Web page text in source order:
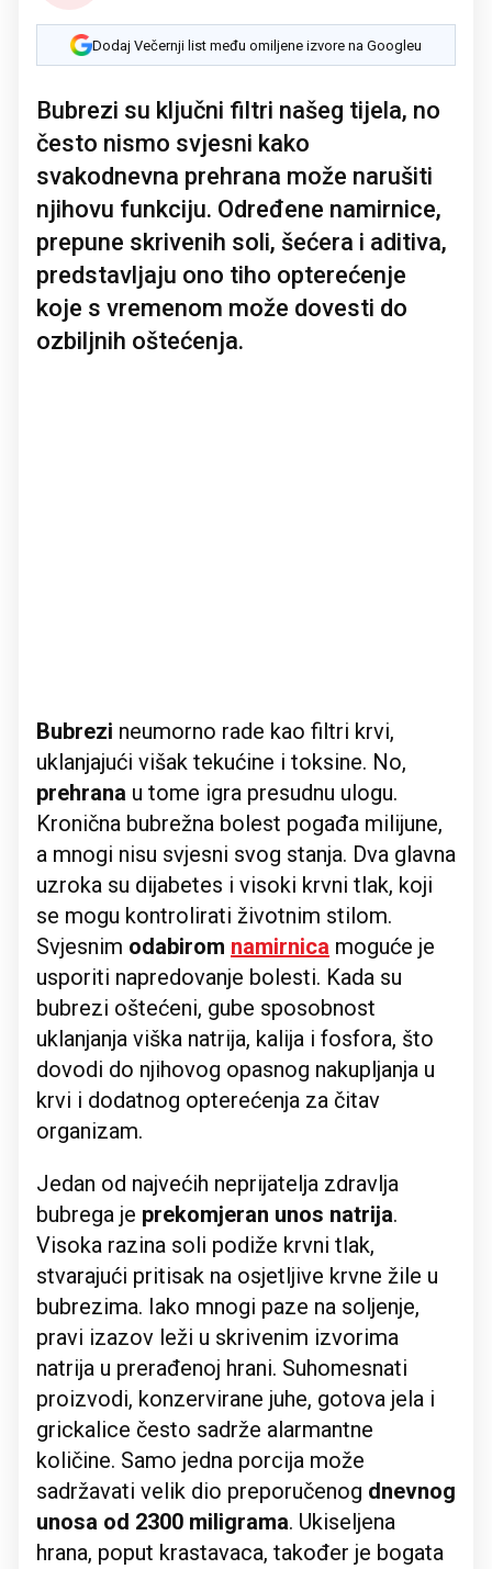
Dodaj Večernji list među omiljene izvore na Googleu
Bubrezi su ključni filtri našeg tijela, no
često nismo svjesni kako
svakodnevna prehrana može narušiti
njihovu funkciju. Određene namirnice,
prepune skrivenih soli, šećera i aditiva,
predstavljaju ono tiho opterećenje
koje s vremenom može dovesti do
ozbiljnih oštećenja.
Bubrezi neumorno rade kao filtri krvi,
uklanjajući višak tekućine i toksine. No,
prehrana u tome igra presudnu ulogu.
Kronična bubrežna bolest pogađa milijune,
a mnogi nisu svjesni svog stanja. Dva glavna
uzroka su dijabetes i visoki krvni tlak, koji
se mogu kontrolirati životnim stilom.
Svjesnim odabirom namirnica moguće je
usporiti napredovanje bolesti. Kada su
bubrezi oštećeni, gube sposobnost
uklanjanja viška natrija, kalija i fosfora, što
dovodi do njihovog opasnog nakupljanja u
krvi i dodatnog opterećenja za čitav
organizam.
Jedan od najvećih neprijatelja zdravlja
bubrega je prekomjeran unos natrija.
Visoka razina soli podiže krvni tlak,
stvarajući pritisak na osjetljive krvne žile u
bubrezima. Iako mnogi paze na soljenje,
pravi izazov leži u skrivenim izvorima
natrija u prerađenoj hrani. Suhomesnati
proizvodi, konzervirane juhe, gotova jela i
grickalice često sadrže alarmantne
količine. Samo jedna porcija može
sadržavati velik dio preporučenog dnevnog
unosa od 2300 miligrama. Ukiseljena
hrana, poput krastavaca, također je bogata